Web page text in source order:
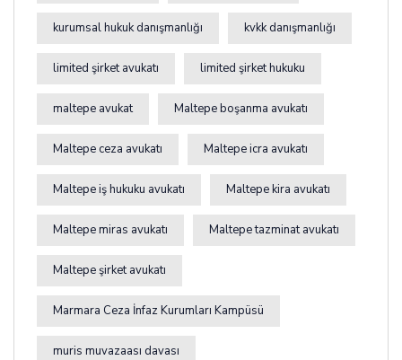
kurumsal hukuk danışmanlığı kvkk danışmanlığı
limited şirket avukatı limited şirket hukuku
maltepe avukat Maltepe boşanma avukatı
Maltepe ceza avukatı Maltepe icra avukatı
Maltepe iş hukuku avukatı Maltepe kira avukatı
Maltepe miras avukatı Maltepe tazminat avukatı
Maltepe şirket avukatı
Marmara Ceza İnfaz Kurumları Kampüsü
muris muvazaası davası